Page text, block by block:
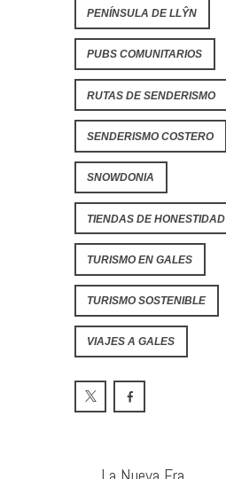
PENÍNSULA DE LLŶN
PUBS COMUNITARIOS
RUTAS DE SENDERISMO
SENDERISMO COSTERO
SNOWDONIA
TIENDAS DE HONESTIDAD
TURISMO EN GALES
TURISMO SOSTENIBLE
VIAJES A GALES